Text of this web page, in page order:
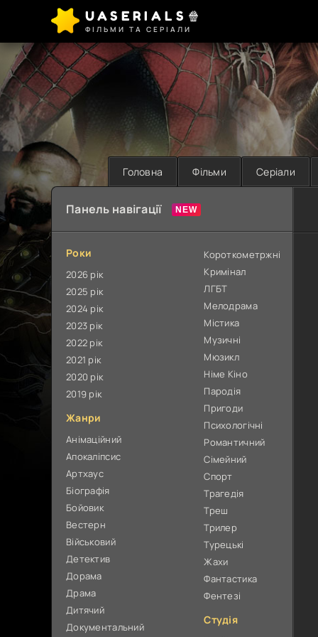
UASERIALS🍿
ФІЛЬМИ ТА СЕРІАЛИ
Головна Фільми Серіали
Панель навігації
Роки
2026 рік
2025 рік
2024 рік
2023 рік
2022 рік
2021 рік
2020 рік
2019 рік
Жанри
Анімаційний
Апокаліпсис
Артхаус
Біографія
Бойовик
Вестерн
Військовий
Детектив
Дорама
Драма
Дитячий
Документальний
Короткометржні
Кримінал
ЛГБТ
Мелодрама
Містика
Музичні
Мюзикл
Німе Кіно
Пародія
Пригоди
Психологічні
Романтичний
Сімейний
Спорт
Трагедія
Треш
Трилер
Турецькі
Жахи
Фантастика
Фентезі
Студія